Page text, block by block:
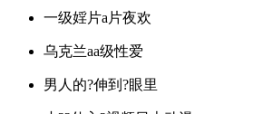
一级婬片a片夜欢
乌克兰aa级性爱
男人的?伸到?眼里